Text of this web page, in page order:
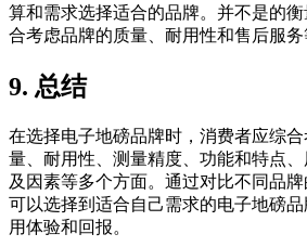
算和需求选择适合的品牌。并不是的
合考虑品牌的质量、耐用性和售后服务
9. 总结
在选择电子地磅品牌时，消费者应综
量、耐用性、测量精度、功能和特点
及因素等多个方面。通过对比不同品
可以选择到适合自己需求的电子地磅
用体验和回报。